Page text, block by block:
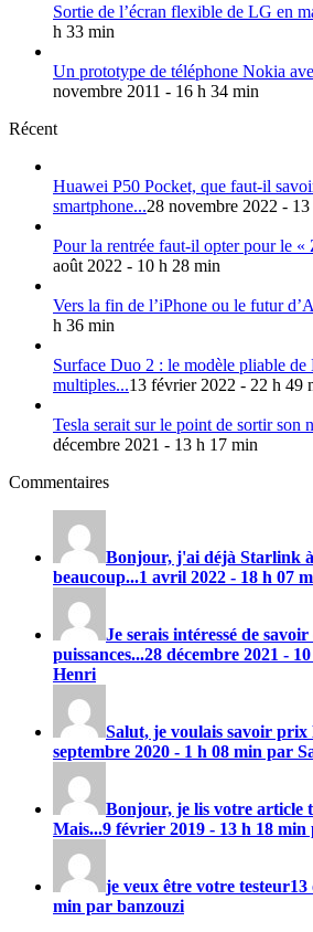
Sortie de l’écran flexible de LG en
h 33 min
Un prototype de téléphone Nokia
novembre 2011 - 16 h 34 min
Récent
Huawei P50 Pocket, que faut-il
smartphone...28 novembre 2022 -
Pour la rentrée faut-il opter pour le
août 2022 - 10 h 28 min
Vers la fin de l’iPhone ou le futur
h 36 min
Surface Duo 2 : le modèle pliable
multiples...13 février 2022 - 22 h 49
Tesla serait sur le point de sortir son
décembre 2021 - 13 h 17 min
Commentaires
Bonjour, j'ai déjà Starlink
beaucoup...1 avril 2022 - 18 h 07
Je serais intéressé de
puissances...28 décembre 2021 -
Henri
Salut, je voulais savoir prix
septembre 2020 - 1 h 08 min par
Bonjour, je lis votre article
Mais...9 février 2019 - 13 h 18 min
je veux être votre testeur13
min par banzouzi